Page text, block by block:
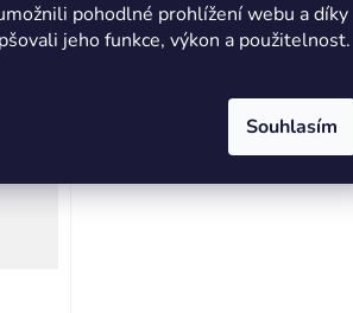
pohodlné prohlížení webu a díky
jeho funkce, výkon a použitelnost.
Souhlasím
S